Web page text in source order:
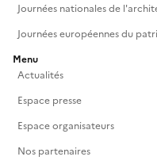
Journées nationales de
Journées européennes du
Menu
Actualités
Espace presse
Espace organisateurs
Nos partenaires